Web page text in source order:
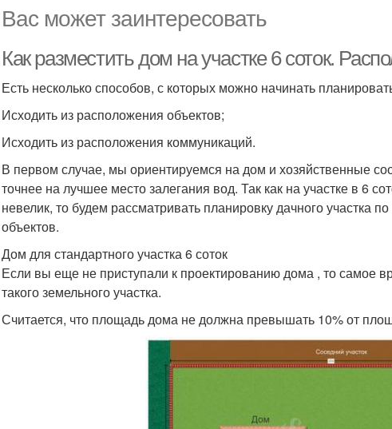
Вас может заинтересовать
Как разместить дом на участке 6 соток.
Есть несколько способов, с которых можно начинать
Исходить из расположения объектов;
Исходить из расположения коммуникаций.
В первом случае, мы ориентируемся на дом и хозяйственные
точнее на лучшее место залегания вод. Так как на участке в 6
невелик, то будем рассматривать планировку дачного участка
объектов.
Дом для стандартного участка 6 соток
Если вы еще не приступали к проектированию дома , то самое
такого земельного участка.
Считается, что площадь дома не должна превышать 10% от